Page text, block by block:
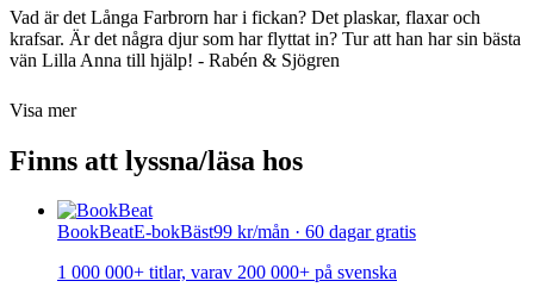
Vad är det Långa Farbrorn har i fickan? Det plaskar, flaxar och
krafsar. Är det några djur som har flyttat in? Tur att han har sin bästa
vän Lilla Anna till hjälp! - Rabén & Sjögren
Visa mer
Finns att lyssna/läsa hos
BookBeatE-bokBäst99 kr/mån · 60 dagar gratis
1 000 000+ titlar, varav 200 000+ på svenska